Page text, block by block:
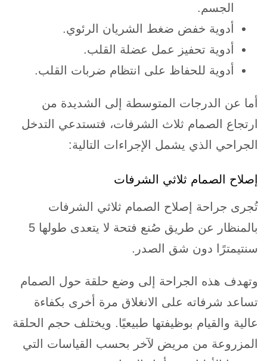
الجسم.
أدوية خفض ضغط الشريان الرئوي.
أدوية تحفيز عمل عضلة القلب.
أدوية للحفاظ على انتظام ضربات القلب.
أما عن الدرجات المتوسطة إلى الشديدة من
ارتجاع الصمام ثلاث الشرفات، فتستدعي التدخل
الجراحي الذي يشمل الإجراءات التالية:
إصلاح الصمام ثلاثي الشرفات
تُجرى جراحة إصلاح الصمام ثلاثي الشرفات
بالمنظار عن طريق صُنع فتحة لا يتعدى طولها 5
سنتيمترًا دون شق الصدر.
وتهدف هذه الجراحة إلى وضع حلقة حول الصمام
تساعد شرفاته على الانغلاق مرة أخرى بكفاءة
عالية والقيام بوظيفتها طبيعيًا. ويختلف حجم الحلقة
المزروعة من مريض لآخر بحسب القياسات التي